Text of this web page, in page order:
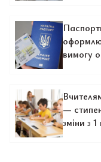
вимогу
—
зміни з